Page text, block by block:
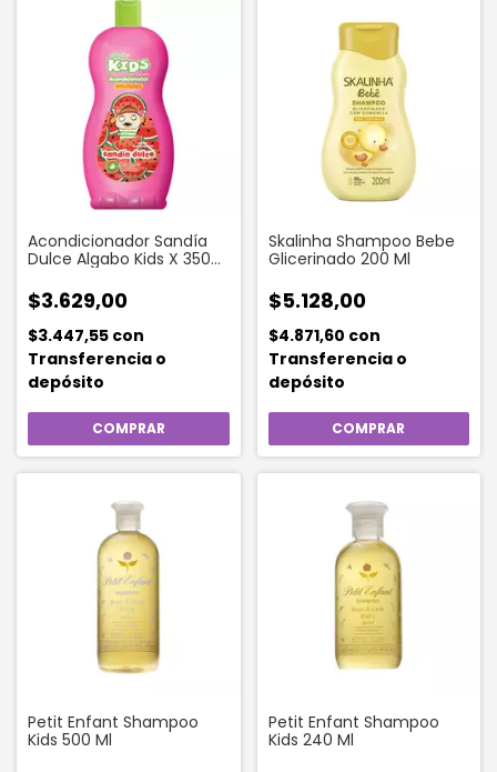
Acondicionador Sandía
Dulce Algabo Kids X 350
$3.629,00
$3.447,55 con
Transferencia o
depósito
Skalinha Shampoo Bebe
Glicerinado 200 Ml
$5.128,00
$4.871,60 con
Transferencia o
depósito
Petit Enfant Shampoo
Kids 500 Ml
Petit Enfant Shampoo
Kids 240 Ml